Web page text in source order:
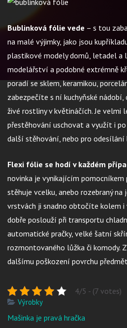
Bublinková fólie vede – s tou
na malé výjimky, jako jsou
plastikové modely domů, letadel a
modelářství a podobné extrémně
poradí se sklem, keramikou,
zabezpečíte s ní kuchyňské nádobí,
živé rostliny v květináčích. Je velmi
přestěhování uschovat a využít i
další stěhování, nebo pro odesílání
Flexi fólie se hodí v každém
novinka je vynikajícím pomocníkem
stěhuje vcelku, anebo rozebraný na
vrstvách ji snadno obtočíte kolem i
dobře poslouží při transportu
automatické pračky, velké šatní
rozmontovaného lůžka či komody.
dalšímu poškození povrchu
4/5 - (7 votes)
Výrobky
Navigace
Mašinka je pravá hračka